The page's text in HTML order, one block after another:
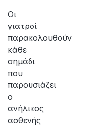
Οι
γιατροί
παρακολουθούν
κάθε
σημάδι
που
παρουσιάζει
ο
ανήλικος
ασθενής